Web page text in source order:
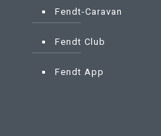
Fendt-Caravan
Fendt Club
Fendt App